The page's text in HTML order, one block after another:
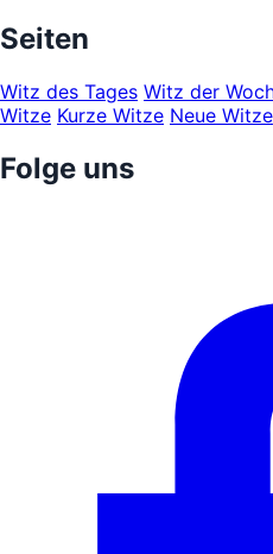
Seiten
Witz des Tages Witz der
Witze Kurze Witze Neue Witze
Folge uns